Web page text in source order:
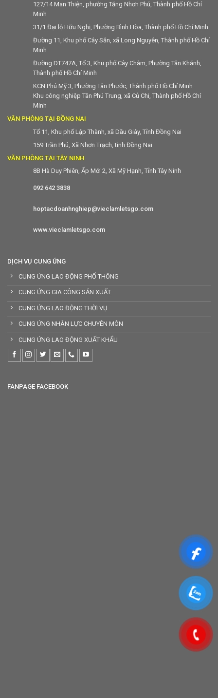
127/14 Man Thiện, phường Tăng Nhơn Phú, Thành phố Hồ Chí
Minh
31/1 Đại lộ Hữu Nghị, Phường Bình Hòa, Thành phố Hồ Chí Minh
Đường 11, Khu phố Cây Sắn, xã Long Nguyên, Thành phố Hồ Chí
Minh
Đường DT747A, Tổ 3, Khu phố Cây Chàm, Phường Tân Khánh,
Thành phố Hồ Chí Minh
KCN Phú Mỹ 3, Phường Tân Phước, Thành phố Hồ Chí Minh
Khu công nghiệp Tân Phú Trung, xã Củ Chi, Thành phố Hồ Chí
Minh
VĂN PHÒNG TẠI ĐỒNG NAI
Tổ 11, Khu phố Lập Thành, xã Dầu Giây, Tỉnh Đồng Nai
159 Trần Phú, Xã Nhơn Trạch, tỉnh Đồng Nai
VĂN PHÒNG TẠI TÂY NINH
8B Hà Duy Phiên, Ấp Mới 2, Xã Mỹ Hạnh, Tỉnh Tây Ninh
092 642 3838
hoptacdoanhnghiep@vieclamletsgo.com
www.vieclamletsgo.com
DỊCH VỤ CUNG ỨNG
CUNG ỨNG LAO ĐỘNG PHỔ THÔNG
CUNG ỨNG GIA CÔNG SẢN XUẤT
CUNG ỨNG LAO ĐỘNG THỜI VỤ
CUNG ỨNG NHÂN LỰC CHUYÊN MÔN
CUNG ỨNG LAO ĐỘNG XUẤT KHẨU
FANPAGE FACEBOOK